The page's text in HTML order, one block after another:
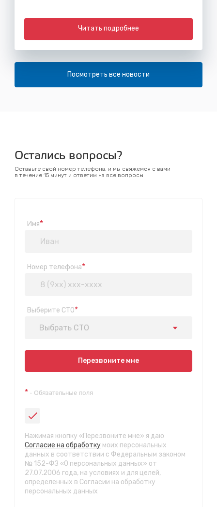
Читать подробнее
Посмотреть все новости
Остались вопросы?
Оставьте свой номер телефона, и мы свяжемся с вами
в течение 15 минут и ответим на все вопросы
Имя*
Номер телефона*
Выберите СТО*
Выбрать СТО
Показать на карте
ул. Пригородная 1/1 (при выезде из города в сторону
СТО "Байкальская"
ул.Байкальская, 58г
с 7.00 до 23.30, без выходных
СТО "Марата"
ул. Рабочего штаба, 96
с 7.00 до 21.30, без выходных
Перезвоните мне
* - Обязательные поля
Нажимая кнопку «Перезвоните мне» я даю
Согласие на обработку моих персональных
данных в соответствии с Федеральным законом
№ 152-ФЗ «О персональных данных» от
27.07.2006 года, на условиях и для целей,
определенных в Согласии на обработку
персональных данных